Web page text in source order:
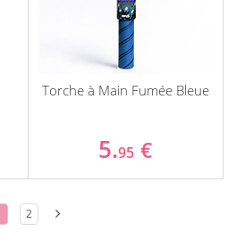
Torche à Main Fumée Bleue
5.95 €
2